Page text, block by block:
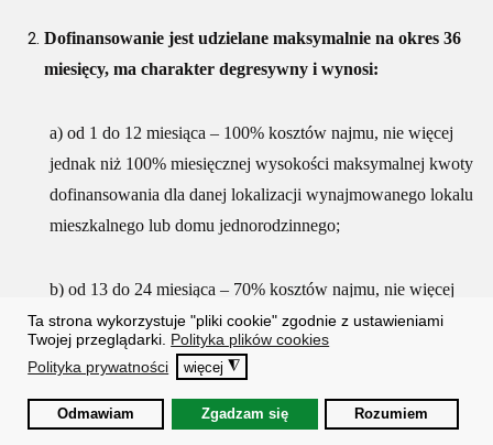
Ta strona wykorzystuje "pliki cookie" zgodnie z ustawieniami
Twojej przeglądarki. Polityka plików cookies
Polityka prywatności
więcej ◮
Odmawiam Zgadzam się Rozumiem
Dofinansowanie jest udzielane maksymalnie na okres 36
miesięcy, ma charakter degresywny i wynosi:
a) od 1 do 12 miesiąca – 100% kosztów najmu, nie więcej
jednak niż 100% miesięcznej wysokości maksymalnej kwoty
dofinansowania dla danej lokalizacji wynajmowanego lokalu
mieszkalnego lub domu jednorodzinnego;
b) od 13 do 24 miesiąca – 70% kosztów najmu, nie więcej
jednak niż 70% miesięcznej wysokości maksymalnej kwoty
dofinansowania dla danej lokalizacji wynajmowanego lokalu
mieszkalnego lub domu jednorodzinnego;